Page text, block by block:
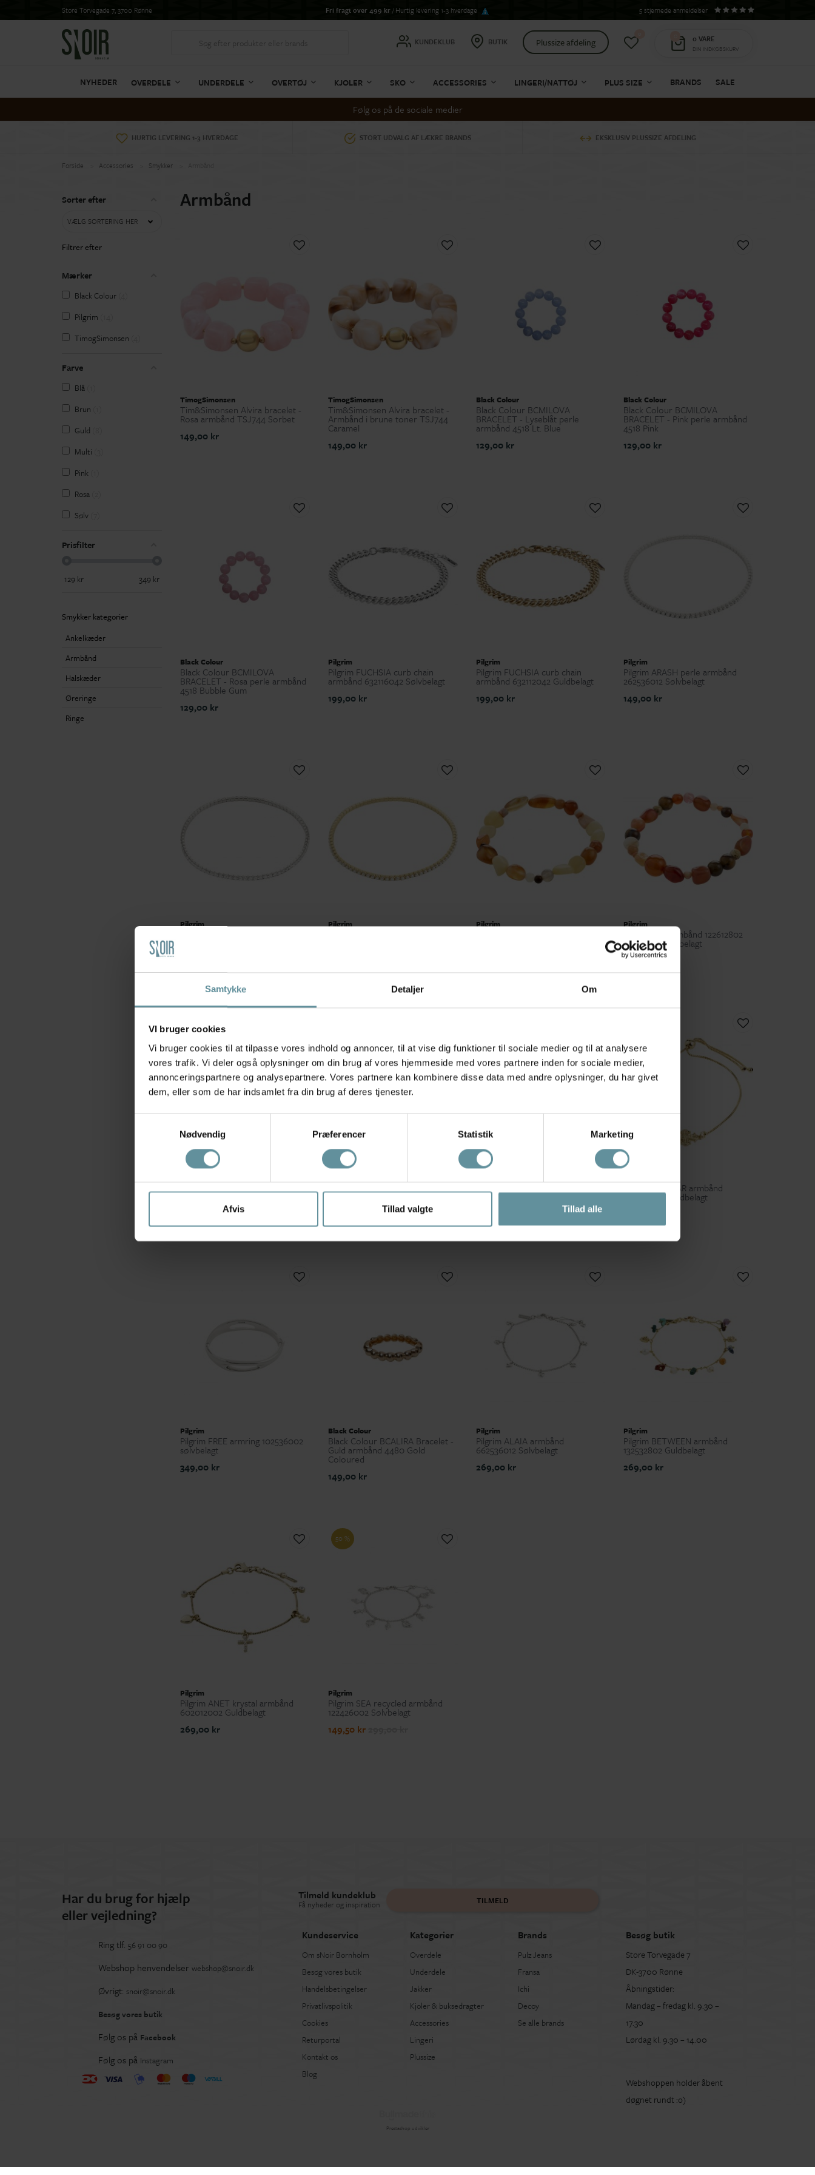
Samtykke Detaljer Om
VI bruger cookies
Vi bruger cookies til at tilpasse vores indhold og annoncer, til at vise dig funktioner til sociale medier og til at analysere
vores trafik. Vi deler også oplysninger om din brug af vores hjemmeside med vores partnere inden for sociale medier,
annonceringspartnere og analysepartnere. Vores partnere kan kombinere disse data med andre oplysninger, du har givet
dem, eller som de har indsamlet fra din brug af deres tjenester.
Nødvendig
Præferencer Statistik Marketing
Afvis Tillad valgte Tillad alle
Store Torvegade 7, 3700 Rønne Fri fragt over 499 kr/ Hurtig levering 1-3 hverdage 5 stjernede anmeldelser
0 VARE
DIN INDKØBSKURV
KUNDEKLUB BUTIK Plussize afdeling
NYHEDER OVERDELE UNDERDELE OVERTØJ KJOLER SKO ACCESSORIES LINGERI/NATTØJ PLUS SIZE BRANDS SALE
Følg os på de sociale medier
HURTIG LEVERING 1-3 HVERDAGE STORT UDVALG AF LÆKRE BRANDS EKSKLUSIV PLUSSIZE AFDELING
Forside Accessories Smykker
Sorter efter
VÆLG SORTERING HER
Filtrer efter
Mærker
Black Colour
Pilgrim
TimogSimonsen
Farve
Blå
Brun
Guld
Multi
Pink
Rosa
Sølv
Prisfilter
129 kr 349 kr
Smykker kategorier
Ankelkæder
Armbånd
Halskæder
Øreringe
Ringe
Armbånd
TimogSimonsen
Tim&Simonsen Alvira bracelet -
Rosa armbånd TSJ744 Sorbet
149,00 kr
TimogSimonsen
Tim&Simonsen Alvira bracelet -
Armbånd i brune toner TSJ744
Caramel
149,00 kr
Black Colour
Black Colour BCMILOVA
BRACELET - Lyseblåt perle
armbånd 4518 Lt. Blue
129,00 kr
Black Colour
Black Colour BCMILOVA
BRACELET - Pink perle armbånd
4518 Pink
129,00 kr
Black Colour
Black Colour BCMILOVA
BRACELET - Rosa perle armbånd
4518 Bubble Gum
129,00 kr
Pilgrim
Pilgrim FUCHSIA curb chain
armbånd 632116042 Sølvbelagt
199,00 kr
Pilgrim
Pilgrim FUCHSIA curb chain
armbånd 632112042 Guldbelagt
199,00 kr
Pilgrim
Pilgrim ARASH perle armbånd
262536012 Sølvbelagt
149,00 kr
Pilgrim Pilgrim Pilgrim Pilgrim
Pilgrim IRIS armbånd 122612802
Rød/Multi Guldbelagt
299,00 kr
Guldbelagt
Guld armbånd TSJ421 Gold
Bredt guld armbånd TSJ344 Gold
Pilgrim DAGMAR armbånd
692612002 Guldbelagt
Pilgrim
Pilgrim FREE armring 102536002
sølvbelagt
349,00 kr
Black Colour
Black Colour BCALIRA Bracelet -
Guld armbånd 4480 Gold
Coloured
149,00 kr
Pilgrim
Pilgrim ALAIA armbånd
662536012 Sølvbelagt
269,00 kr
Pilgrim
Pilgrim BETWEEN armbånd
132532802 Guldbelagt
269,00 kr
Pilgrim
Pilgrim ANET krystal armbånd
602012002 Guldbelagt
269,00 kr
50 %
Pilgrim
Pilgrim SEA recycled armbånd
122426002 Sølvbelagt
149,50 kr
Har du brug for hjælp
eller vejledning?
Tilmeld kundeklub
Få nyheder og inspiration TILMELD
Ring tlf. 56 91 00 90
Webshop henvendelser webshop@snoir.dk
Øvrigt: snoir@snoir.dk
Besøg vores butik
Følg os på Facebook
Følg os på Instagram
Kundeservice
Om sNoir Bornholm
Besøg vores butik
Handelsbetingelser
Privatlivspolitik
Cookies
Returportal
Kontakt os
Blog
Kategorier
Overdele
Underdele
Jakker
Kjoler & buksedragter
Accessories
Lingeri
Plussize
Brands
Pulz Jeans
Fransa
Ichi
Decoy
Se alle brands
Besøg butik
Store Torvegade 7
DK-3700 Rønne
Åbningstider:
Mandag – fredag kl. 9.30 –
17.30
Lørdag kl. 9.30 – 14.00
Webshoppen holder åbent
døgnet rundt :o)
Prestashop udvikler